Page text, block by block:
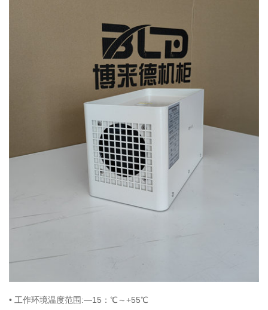
• 工作环境温度范围:—15：℃～+55℃